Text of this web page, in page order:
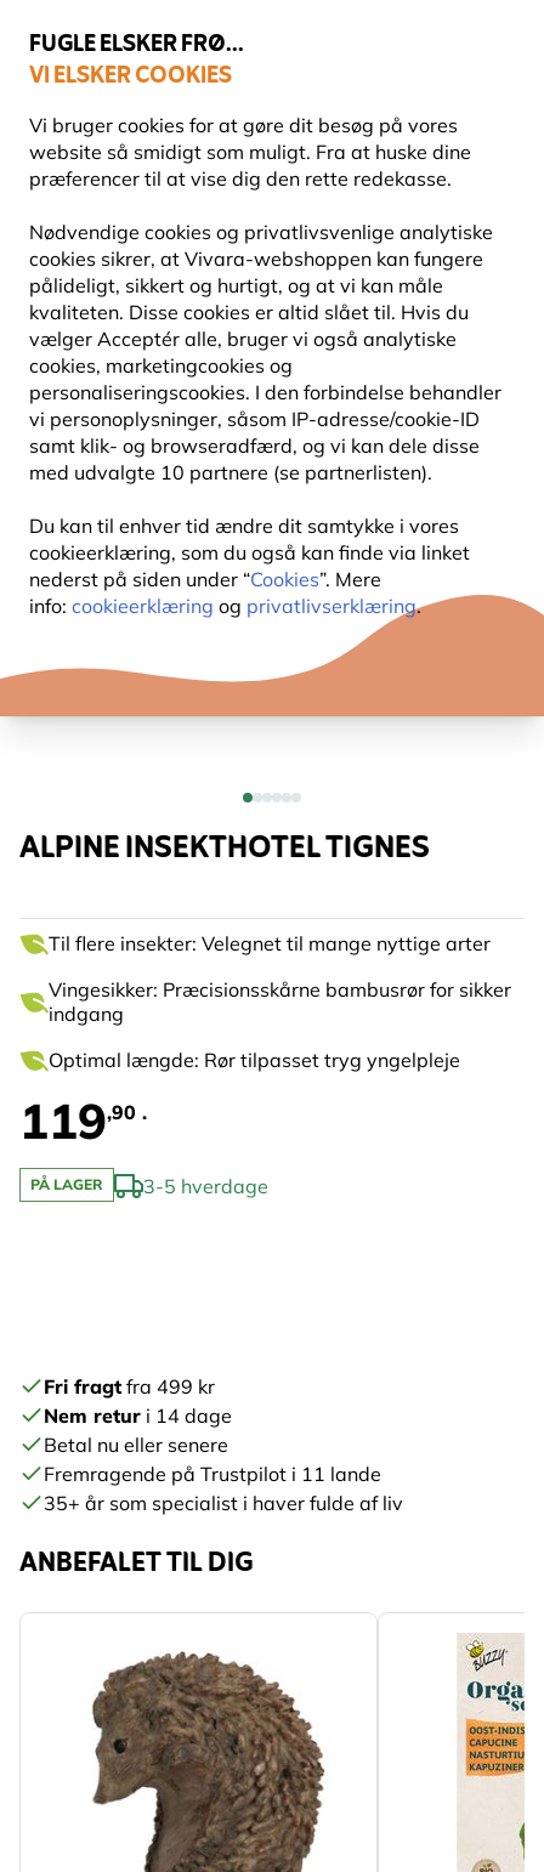
FUGLE ELSKER FRØ...
VI ELSKER COOKIES
Vi bruger cookies for at gøre dit besøg på vores
website så smidigt som muligt. Fra at huske dine
præferencer til at vise dig den rette redekasse.
Nødvendige cookies og privatlivsvenlige analytiske
cookies sikrer, at Vivara-webshoppen kan fungere
pålideligt, sikkert og hurtigt, og at vi kan måle
kvaliteten. Disse cookies er altid slået til. Hvis du
vælger Acceptér alle, bruger vi også analytiske
cookies, marketingcookies og
personaliseringscookies. I den forbindelse behandler
vi personoplysninger, såsom IP-adresse/cookie-ID
samt klik- og browseradfærd, og vi kan dele disse
med udvalgte 10 partnere (se partnerlisten).
Du kan til enhver tid ændre dit samtykke i vores
cookieerklæring, som du også kan finde via linket
nederst på siden under “Cookies”. Mere
info: cookieerklæring og privatlivserklæring.
Topbedømt i 11 lande
Fri fragt over 499 kr.
NYHED
ALPINE INSEKTHOTEL TIGNES
Til flere insekter: Velegnet til mange nyttige arter
Vingesikker: Præcisionsskårne bambusrør for sikker
indgang
Optimal længde: Rør tilpasset tryg yngelpleje
119,90 .
PÅ LAGER 3-5 hverdage
Fri fragtfra 499 kr
Nem retur i 14 dage
Betal nu eller senere
Fremragende på Trustpilot i 11 lande
35+ år som specialist i haver fulde af liv
ANBEFALET TIL DIG